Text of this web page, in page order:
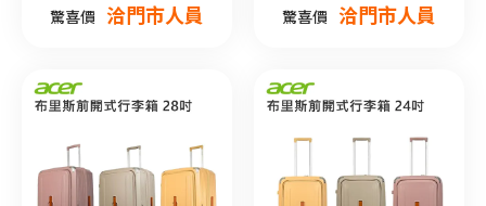
驚喜價 洽門市人員
驚喜價 洽門市人員